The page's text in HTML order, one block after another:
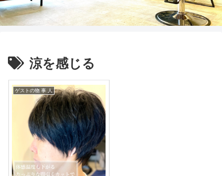
涼を感じる
ゲストの物 事 人